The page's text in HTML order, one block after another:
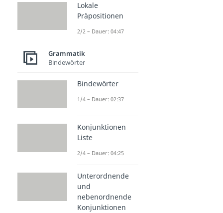
Lokale
Präpositionen
2/2 – Dauer: 04:47
Grammatik
Bindewörter
Bindewörter
1/4 – Dauer: 02:37
Konjunktionen
Liste
2/4 – Dauer: 04:25
Unterordnende
und
nebenordnende
Konjunktionen